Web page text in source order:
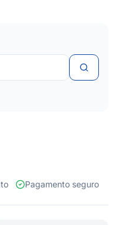
Pagamento seguro